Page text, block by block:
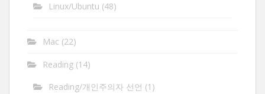
Linux/Ubuntu (48)
Mac (22)
Reading (14)
Reading/개인주의자 선언 (1)